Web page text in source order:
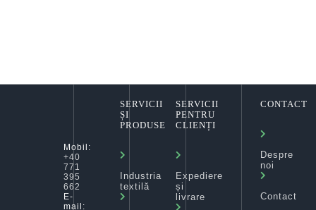
Mobil:
+40
771
395
662
E-
mail:
SERVICII
ȘI
PRODUSE
Industria
textilă
SERVICII
PENTRU
CLIENȚI
Expediere
și
livrare
CONTACT
Despre
noi
Contact